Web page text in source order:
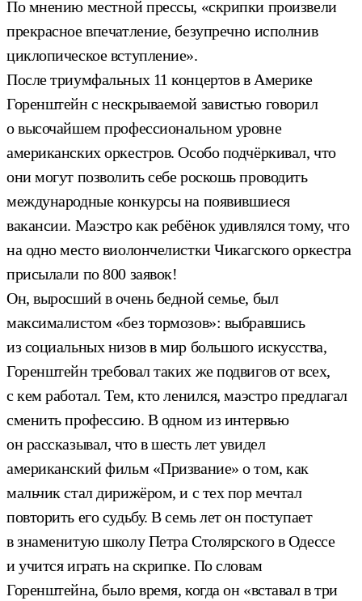
По мнению местной прессы, «скрипки произвели
прекрасное впечатление, безупречно исполнив
циклопическое вступление».
После триумфальных 11 концертов в Америке
Горенштейн с нескрываемой завистью говорил
о высочайшем профессиональном уровне
американских оркестров. Особо подчёркивал, что
они могут позволить себе роскошь проводить
международные конкурсы на появившиеся
вакансии. Маэстро как ребёнок удивлялся тому, что
на одно место виолончелистки Чикагского оркестра
присылали по 800 заявок!
Он, выросший в очень бедной семье, был
максималистом «без тормозов»: выбравшись
из социальных низов в мир большого искусства,
Горенштейн требовал таких же подвигов от всех,
с кем работал. Тем, кто ленился, маэстро предлагал
сменить профессию. В одном из интервью
он рассказывал, что в шесть лет увидел
американский фильм «Призвание» о том, как
мальчик стал дирижёром, и с тех пор мечтал
повторить его судьбу. В семь лет он поступает
в знаменитую школу Петра Столярского в Одессе
и учится играть на скрипке. По словам
Горенштейна, было время, когда он «вставал в три